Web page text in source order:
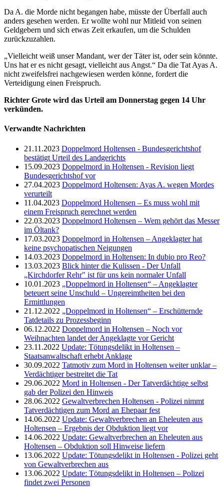
Da A. die Morde nicht begangen habe, müsste der Überfall auch
anders gesehen werden. Er wollte wohl nur Mitleid von seinen
Geldgebern und sich etwas Zeit erkaufen, um die Schulden
zurückzuzahlen.
„Vielleicht weiß unser Mandant, wer der Täter ist, oder sein könnte.
Uns hat er es nicht gesagt, vielleicht aus Angst.“ Da die Tat Ayas A.
nicht zweifelsfrei nachgewiesen werden könne, fordert die
Verteidigung einen Freispruch.
Richter Grote wird das Urteil am Donnerstag gegen 14 Uhr
verkünden.
Verwandte Nachrichten
21.11.2023 Doppelmord Holtensen - Bundesgerichtshof
bestätigt Urteil des Landgerichts
15.09.2023 Doppelmord in Holtensen - Revision liegt
Bundesgerichtshof vor
27.04.2023 Doppelmord Holtensen: Ayas A. wegen Mordes
verurteilt
11.04.2023 Doppelmord Holtensen – Es muss wohl mit
einem Freispruch gerechnet werden
22.03.2023 Doppelmord Holtensen – Wem gehört das Messer
im Öltank?
17.03.2023 Doppelmord in Holtensen – Angeklagter hat
keine psychopatischen Neigungen
14.03.2023 Doppelmord in Holtensen: In dubio pro Reo?
13.03.2023 Blick hinter die Kulissen - Der Unfall
„Kirchdorfer Rehr" ist für uns kein normaler Unfall
10.01.2023 „Doppelmord in Holtensen“ – Angeklagter
beteuert seine Unschuld – Ungereimtheiten bei den
Ermittlungen
21.12.2022 „Doppelmord in Holtensen“ – Erschütternde
Tatdetails zu Prozessbeginn
06.12.2022 Doppelmord in Holtensen – Noch vor
Weihnachten landet der Angeklagte vor Gericht
23.11.2022 Update: Tötungsdelikt in Holtensen –
Staatsanwaltschaft erhebt Anklage
30.09.2022 Tatmotiv zum Mord in Holtensen weiter unklar –
Verdächtiger bestreitet die Tat
29.06.2022 Mord in Holtensen - Der Tatverdächtige selbst
gab der Polizei den Hinweis
28.06.2022 Gewaltverbrechen Holtensen - Polizei nimmt
Tatverdächtigen zum Mord an Ehepaar fest
14.06.2022 Update: Gewaltverbrechen an Eheleuten aus
Holtensen – Ergebnis der Obduktion liegt vor
14.06.2022 Update: Gewaltverbrechen an Eheleuten aus
Holtensen – Obduktion soll Hinweise liefern
13.06.2022 Update: Tötungsdelikt in Holtensen - Polizei geht
von Gewaltverbrechen aus
13.06.2022 Update: Tötungsdelikt in Holtensen – Polizei
findet zwei Personen